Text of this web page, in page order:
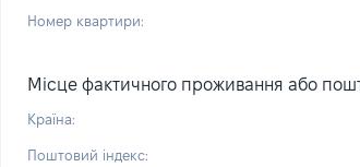
Номер квартири:
Місце фактичного проживання або
Країна:
Поштовий індекс: